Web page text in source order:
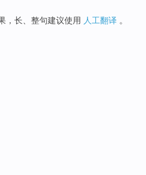
，长、整句建议使用 人工翻译 。